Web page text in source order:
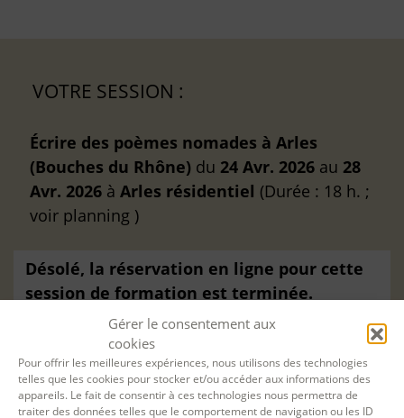
Gérer le consentement aux
cookies
Pour offrir les meilleures expériences, nous utilisons des technologies
telles que les cookies pour stocker et/ou accéder aux informations des
appareils. Le fait de consentir à ces technologies nous permettra de
traiter des données telles que le comportement de navigation ou les ID
VOTRE SESSION :
Écrire des poèmes nomades à Arles
(Bouches du Rhône) du 24 Avr. 2026 au 28
Avr. 2026 à Arles résidentiel (Durée : 18 h. ;
voir planning )
Désolé, la réservation en ligne pour cette
session de formation est terminée.